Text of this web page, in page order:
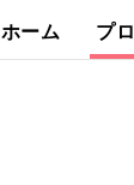
ホーム プ